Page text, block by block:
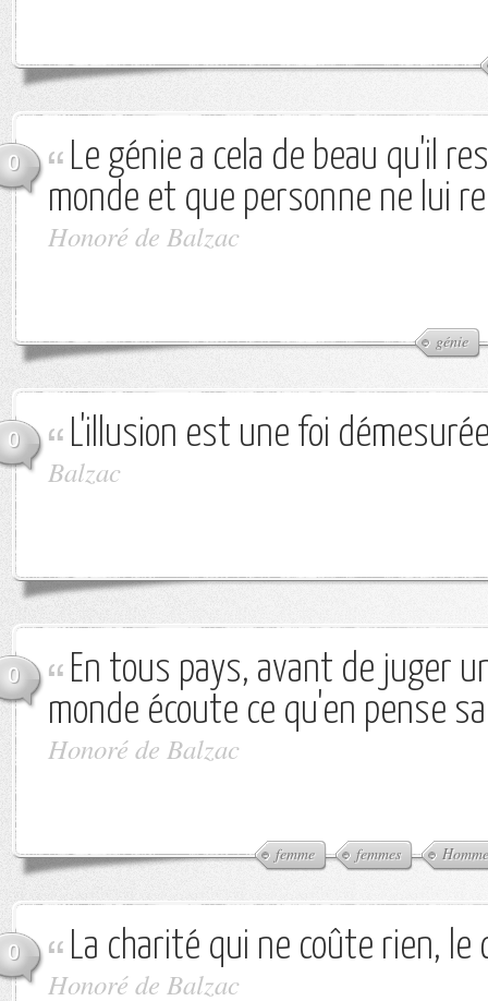
0
Le génie a cela de beau qu'il
monde et que personne ne lui
Honoré de Balzac
génie
0 L'illusion est une foi
Balzac
0
En tous pays, avant de juger
monde écoute ce qu'en pense
Honoré de Balzac
femme femmes Homme
0 La charité qui ne coûte rien, le
Honoré de Balzac